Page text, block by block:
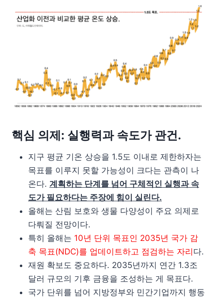
핵심 의제: 실행력과 속도가 관건.
지구 평균 기온 상승을 1.5도 이내로 제한하자는
목표를 이루지 못할 가능성이 크다는 관측이 나
온다. 계획하는 단계를 넘어 구체적인 실행과 속
도가 필요하다는 주장에 힘이 실린다.
올해는 산림 보호와 생물 다양성이 주요 의제로
다뤄질 전망이다.
특히 올해는 10년 단위 목표인 2035년 국가 감
축 목표(NDC)를 업데이트하고 점검하는 자리다.
재원 확보도 중요하다. 2035년까지 연간 1.3조
달러 규모의 기후 금융을 조성하는 게 목표다.
국가 단위를 넘어 지방정부와 민간기업까지 행동